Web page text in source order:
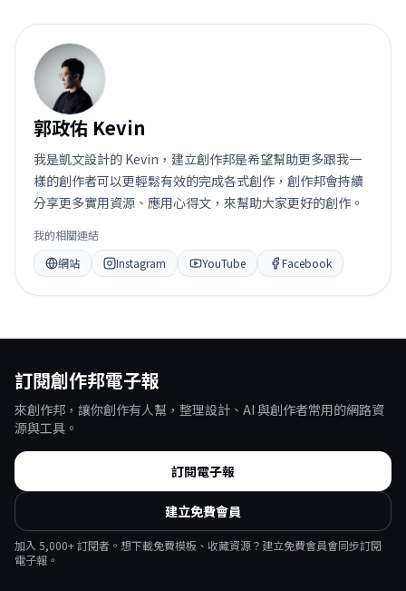
郭
郭政佑 Kevin
我是凱文設計的 Kevin，建立創作邦是希望幫助更多跟我一
樣的創作者可以更輕鬆有效的完成各式創作，創作邦會持續
分享更多實用資源、應用心得文，來幫助大家更好的創作。
我的相關連結
網站
Instagram YouTube Facebook
訂閱創作邦電子報
來創作邦，讓你創作有人幫，整理設計、AI 與創作者常用的網路資
源與工具。
訂閱電子報
建立免費會員
加入 5,000+ 訂閱者。想下載免費模板、收藏資源？建立免費會員會同步訂閱
電子報。